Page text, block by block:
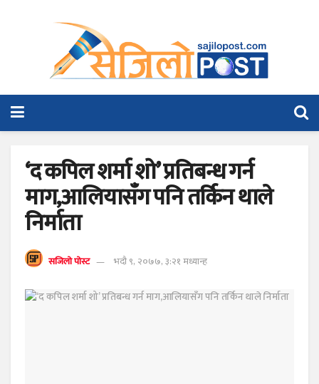
‘द कपिल शर्मा शो’ प्रतिबन्ध गर्न
माग,आलियासँग पनि तर्किन थाले
निर्माता
सजिलो पोस्ट भदौ ९, २०७७, ३:२१ मध्यान्ह